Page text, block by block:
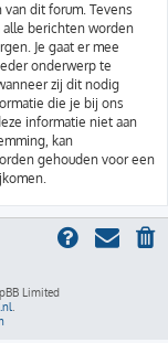
dit forum. Tevens
alle berichten worden
Je gaat er mee
onderwerp te
zij dit nodig
die je bij ons
informatie niet aan
kan
gehouden voor een
Limited